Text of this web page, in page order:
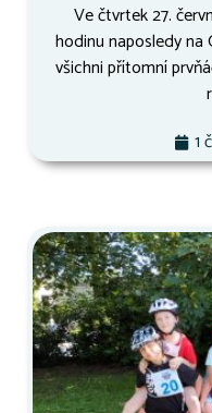
Ve čtvrtek 27.
hodinu naposledy na
všichni přítomní
1